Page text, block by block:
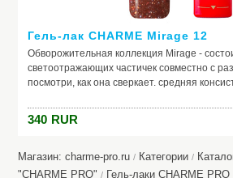
Гель-лак CHARME Mirage 12
Обворожительная коллекция Mirage -
светоотражающих частичек совместно с
посмотри, как она сверкает. средняя
340 RUR
Магазин: charme-pro.ru / Категории /
"CHARME PRO" / Гель-лаки CHARME PRO